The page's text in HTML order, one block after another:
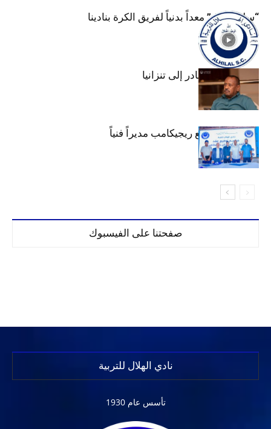
“سليم لبرق” معداً بدنياً لفريق الكرة بنادينا
عبد المهيمن يغادر إلى تنزانيا
الهلال يتعاقد مع ريجيكامب مديراً فنياً
صفحتنا على الفيسبوك
نادي الهلال للتربية
تأسس عام 1930